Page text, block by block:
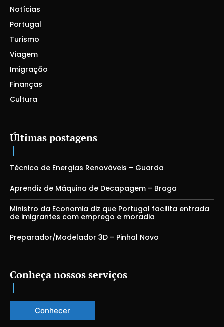
Notícias
Portugal
Turismo
Viagem
Imigração
Finanças
Cultura
Últimas postagens
Técnico de Energias Renováveis – Guarda
Aprendiz de Máquina de Decapagem – Braga
Ministro da Economia diz que Portugal facilita entrada
de imigrantes com emprego e moradia
Preparador/Modelador 3D – Pinhal Novo
Conheça nossos serviços
Conhecer